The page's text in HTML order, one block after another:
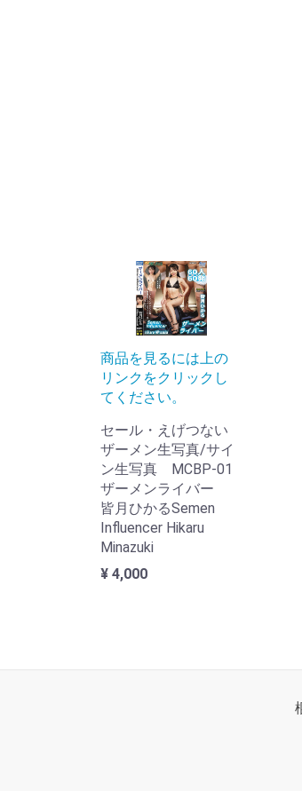
商品を見るには上の
リンクをクリックし
てください。
セール・えげつない
ザーメン生写真/サイ
ン生写真 MCBP-01
ザーメンライバー
皆月ひかるSemen
Influencer Hikaru
Minazuki
¥ 4,000